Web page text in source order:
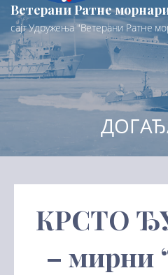
Ветерани Ратне
сајт Удружења "Ветерани Ратне
КРСТО
– мирни